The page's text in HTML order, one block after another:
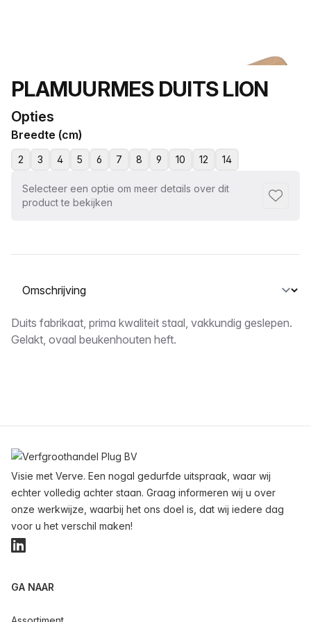
Productnaam
PLAMUURMES DUITS LION
Opties
Breedte (cm)
2 3 4 5 6 7 8 9 10 12 14
Selecteer een optie om meer details over dit
product te bekijken
Selecteer een tabblad
Omschrijving
Duits fabrikaat, prima kwaliteit staal, vakkundig geslepen.
Gelakt, ovaal beukenhouten heft.
Visie met Verve. Een nogal gedurfde uitspraak, waar wij
echter volledig achter staan. Graag informeren wij u over
onze werkwijze, waarbij het ons doel is, dat wij iedere dag
voor u het verschil maken!
LinkedIn
GA NAAR